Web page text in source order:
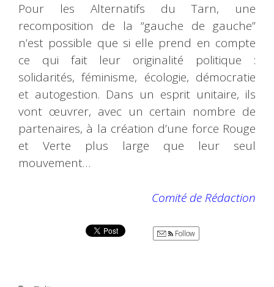
Pour les Alternatifs du Tarn, une
recomposition de la “gauche de gauche”
n’est possible que si elle prend en compte
ce qui fait leur originalité politique :
solidarités, féminisme, écologie, démocratie
et autogestion. Dans un esprit unitaire, ils
vont œuvrer, avec un certain nombre de
partenaires, à la création d’une force Rouge
et Verte plus large que leur seul
mouvement…
Comité de Rédaction
Follow